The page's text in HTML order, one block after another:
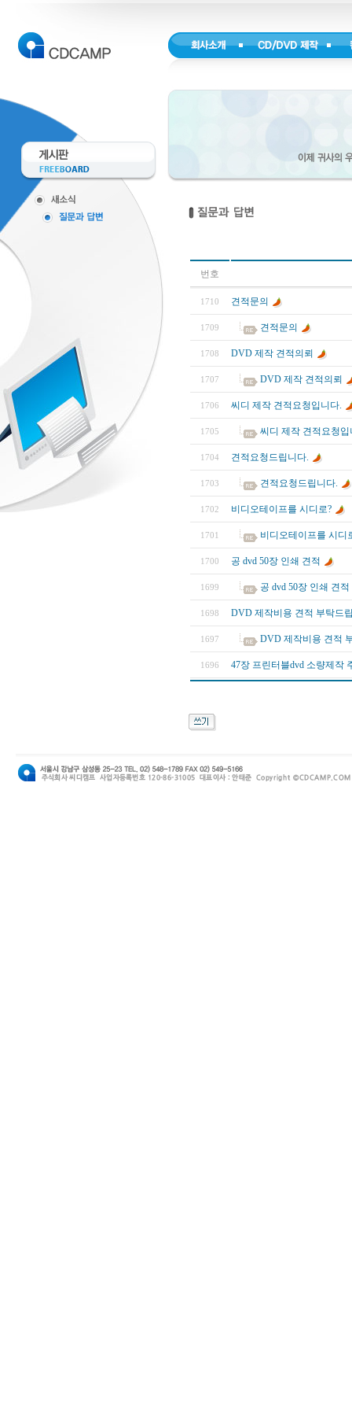
번호
1710 견적문의
1709 견적문의
1708 DVD 제작 견적의뢰
1707 DVD 제작 견적의뢰
1706 씨디 제작 견적요청입니다.
1705 씨디 제작 견적요청입
1704 견적요청드립니다.
1703 견적요청드립니다.
1702 비디오테이프를 시디로?
1701 비디오테이프를 시디
1700 공 dvd 50장 인쇄 견적
1699 공 dvd 50장 인쇄 견적
1698 DVD 제작비용 견적 부탁드
1697 DVD 제작비용 견적
1696 47장 프린터블dvd 소량제작